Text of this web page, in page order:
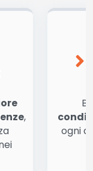
di terzi per
,
ogni